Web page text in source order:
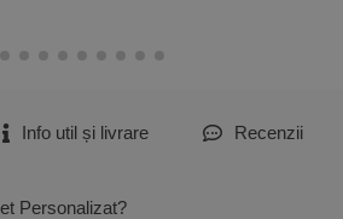
Info util și livrare Recenzii
Personalizat?